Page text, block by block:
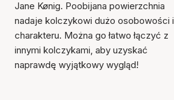
Jane Kønig. Poobijana powierzchnia
nadaje kolczykowi dużo osobowości i
charakteru. Można go łatwo łączyć z
innymi kolczykami, aby uzyskać
naprawdę wyjątkowy wygląd!